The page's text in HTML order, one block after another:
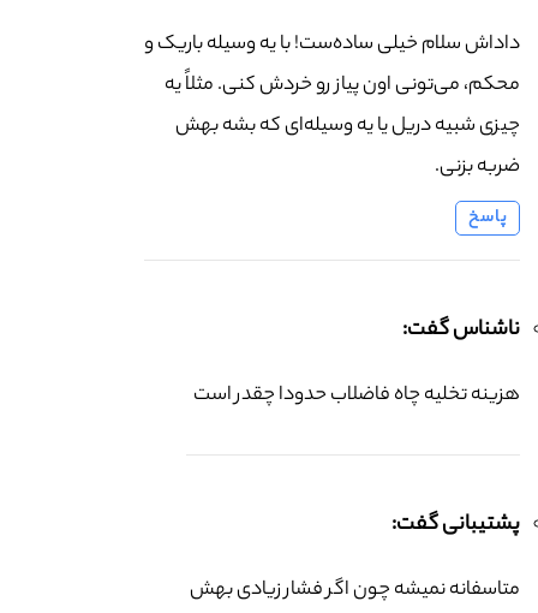
داداش سلام خیلی ساده‌ست! با یه وسیله باریک و
محکم، می‌تونی اون پیاز رو خردش کنی. مثلاً یه
چیزی شبیه دریل یا یه وسیله‌ای که بشه بهش
ضربه بزنی.
پاسخ
ناشناس گفت:
هزینه تخلیه چاه فاضلاب حدودا چقدر است
پشتیبانی گفت:
متاسفانه نمیشه چون اگر فشار زیادی بهش